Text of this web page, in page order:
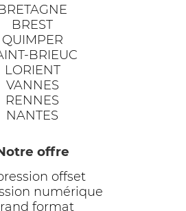
BREST
QUIMPER
BRIEUC
LORIENT
VANNES
RENNES
NANTES
offre
offset
numérique
format